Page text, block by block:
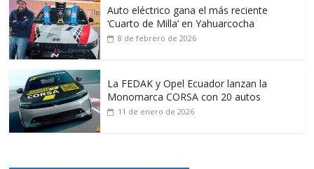
Auto eléctrico gana el más reciente
‘Cuarto de Milla’ en Yahuarcocha
8 de febrero de 2026
La FEDAK y Opel Ecuador lanzan la
Monomarca CORSA con 20 autos
11 de enero de 2026